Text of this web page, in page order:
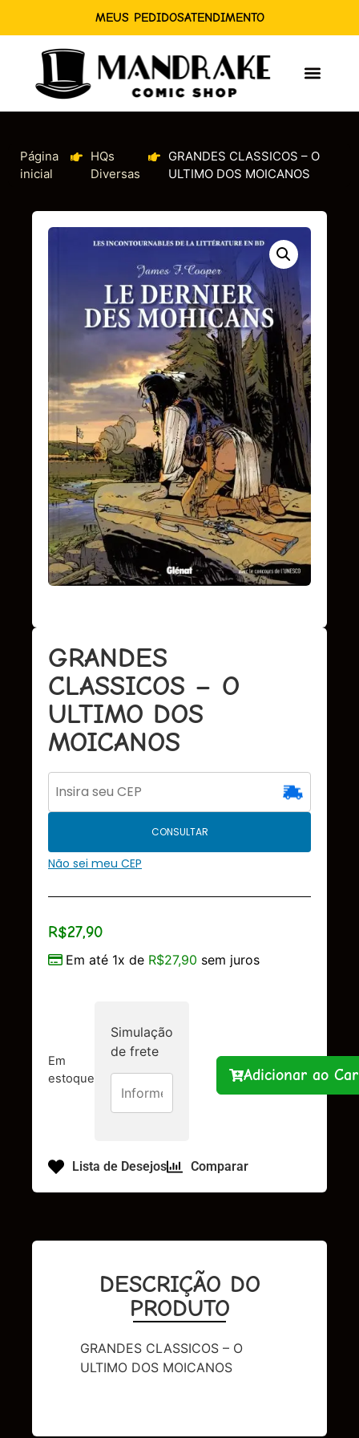
MEUS PEDIDOSATENDIMENTO
Página
inicial
HQs
Diversas
GRANDES CLASSICOS – O
ULTIMO DOS MOICANOS
GRANDES
CLASSICOS – O
ULTIMO DOS
MOICANOS
CONSULTAR
Não sei meu CEP
R$27,90
Em até 1x de R$27,90 sem juros
Em
estoque
Simulação
de frete
Adicionar ao
Lista de Desejos Comparar
DESCRIÇÃO DO
PRODUTO
GRANDES CLASSICOS – O
ULTIMO DOS MOICANOS